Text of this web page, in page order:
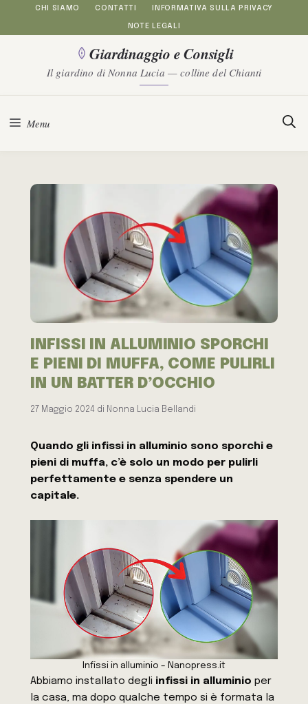
al
contenuto
CHI SIAMO CONTATTI INFORMATIVA SULLA PRIVACY
NOTE LEGALI
Giardinaggio e Consigli
Il giardino di Nonna Lucia — colline del Chianti
Menu
INFISSI IN ALLUMINIO SPORCHI
E PIENI DI MUFFA, COME PULIRLI
IN UN BATTER D’OCCHIO
27 Maggio 2024 di Nonna Lucia Bellandi
Quando gli infissi in alluminio sono sporchi e
pieni di muffa, c’è solo un modo per pulirli
perfettamente e senza spendere un
capitale.
Infissi in alluminio – Nanopress.it
Abbiamo installato degli infissi in alluminio per
la casa, ma dopo qualche tempo si è formata la